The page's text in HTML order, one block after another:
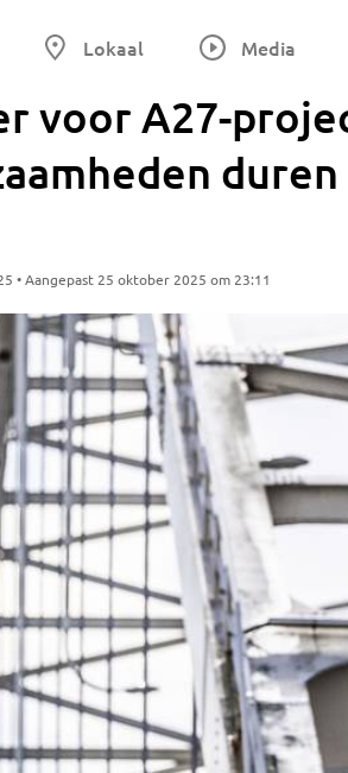
Lokaal Media
voor A27-
• Aangepast 25 oktober 2025 om 23:11